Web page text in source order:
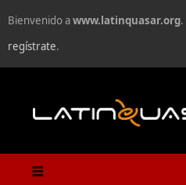
Bienvenido awww.latinquasar.org
regístrate.